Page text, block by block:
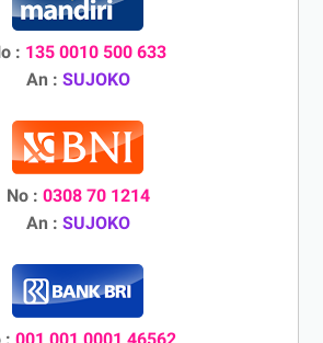
: 135 0010 500 633
An : SUJOKO
No : 0308 70 1214
An : SUJOKO